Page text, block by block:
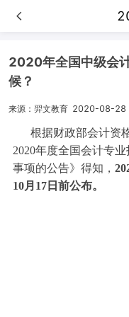
2020年全国中级会
候？
来源：羿文教育 2020-08-28
根据财政部会计资
2020年度全国会计专
事项的公告》得知，
10月17日前公布。